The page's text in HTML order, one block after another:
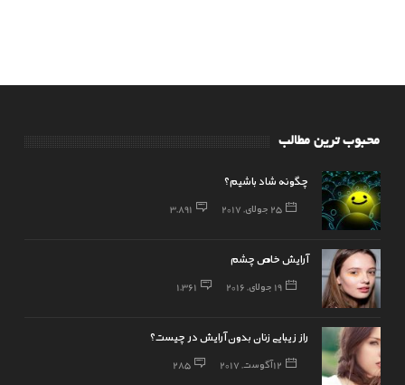
محبوب ترین مطالب
چگونه شاد باشیم؟
25 جولای, 2017 3,891
آرایش خاص چشم
19 جولای, 2016 1,361
راز زیبایی زنان بدون آرایش در چیست؟
12 آگوست, 2017 285